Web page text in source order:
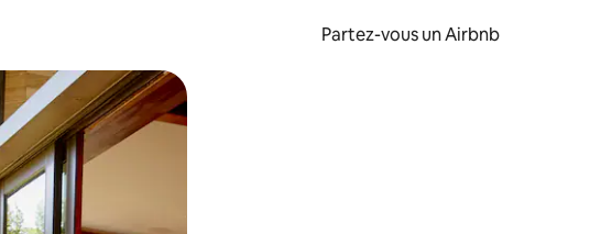
Partez-vous un Airbnb